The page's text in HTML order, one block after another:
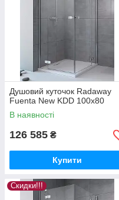
Душовий куточок Radaway
Fuenta New KDD 100x80
В наявності
126 585 ₴
Купити
Скидки!!!